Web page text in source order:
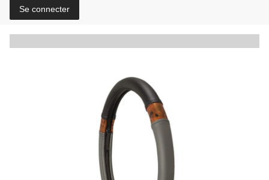
Se connecter